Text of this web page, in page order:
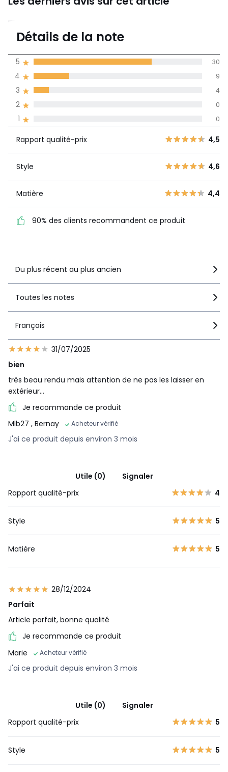
4,6
moyenne des avis
dans toutes les
1 0
2
3 4
4
5 4,5
recommandent ce produit
Détails de la note
1 0
2 0
3 4
4 9
5 30
Rapport qualité-prix 4,5
Style 4,6
Matière 4,4
90% des clients recommandent ce produit
Du plus récent au plus ancien
Toutes les notes
Français
31/07/2025
bien
très beau rendu mais attention de ne pas les laisser en
extérieur...
Je recommande ce produit
Mlb27 , Bernay Acheteur vérifié
J'ai ce produit depuis environ 3 mois
Utile (0)
Signaler
Rapport qualité-prix
4
Style 5
Matière 5
28/12/2024
Parfait
Article parfait, bonne qualité
Je recommande ce produit
Marie
Acheteur vérifié
J'ai ce produit depuis environ 3 mois
Utile (0)
Signaler
Rapport qualité-prix
5
Style 5